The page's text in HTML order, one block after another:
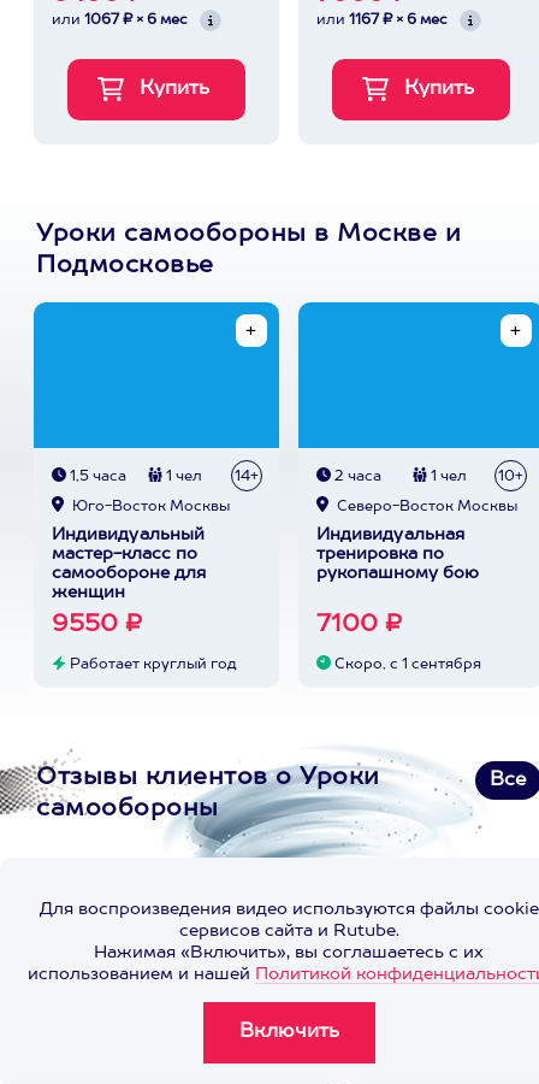
или 1067 ₽ × 6 мес или 1167 ₽ × 6 мес
Уроки самообороны в Москве и
Подмосковье
1,5 часа 1 чел 14+
Юго-Восток Москвы
Индивидуальный
мастер-класс по
самообороне для
женщин
9550 ₽
Работает круглый год
2 часа 1 чел 10+
Северо-Восток Москвы
Индивидуальная
тренировка по
рукопашному бою
7100 ₽
Скоро, с 1 сентября
Отзывы клиентов о Уроки
самообороны
Все
Для воспроизведения видео используются файлы cookie
сервисов сайта и Rutube.
Нажимая «Включить», вы соглашаетесь с их
использованием и нашей Политикой